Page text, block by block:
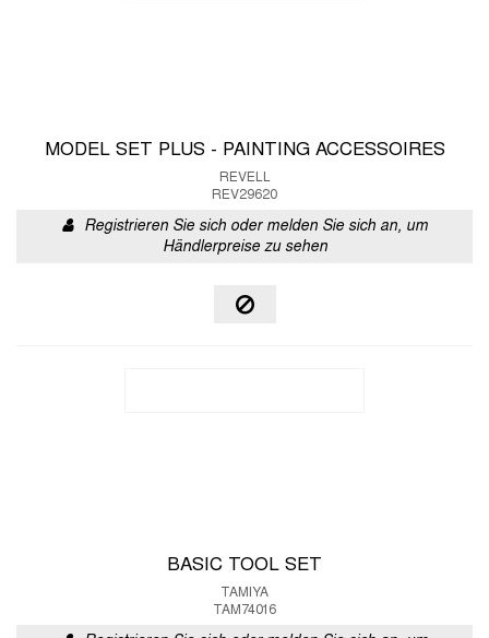
MODEL SET PLUS - PAINTING ACCESSOIRES
REVELL
REV29620
Registrieren Sie sich oder melden Sie sich an, um
Händlerpreise zu sehen
BASIC TOOL SET
TAMIYA
TAM74016